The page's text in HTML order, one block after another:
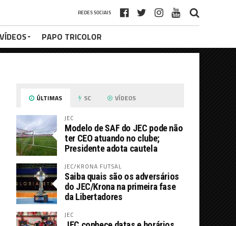
REDES SOCIAIS
VÍDEOS PAPO TRICOLOR
ÚLTIMAS SC VÍDEOS
JEC
Modelo de SAF do JEC pode não
ter CEO atuando no clube;
Presidente adota cautela
JEC/KRONA FUTSAL
Saiba quais são os adversários
do JEC/Krona na primeira fase
da Libertadores
JEC